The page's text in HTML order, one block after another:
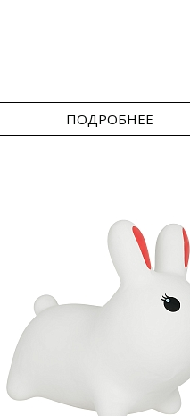
ПОДРОБНЕЕ